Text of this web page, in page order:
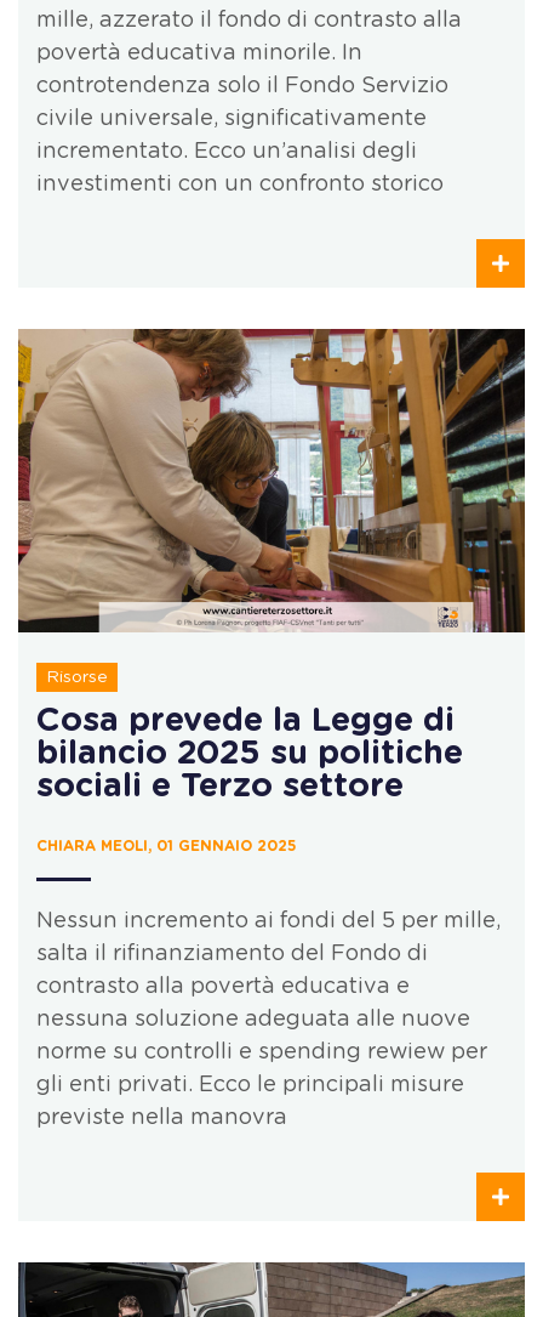
mille, azzerato il fondo di contrasto alla
povertà educativa minorile. In
controtendenza solo il Fondo Servizio
civile universale, significativamente
incrementato. Ecco un’analisi degli
investimenti con un confronto storico
Risorse
Cosa prevede la Legge di
bilancio 2025 su politiche
sociali e Terzo settore
CHIARA MEOLI, 01 GENNAIO 2025
Nessun incremento ai fondi del 5 per mille,
salta il rifinanziamento del Fondo di
contrasto alla povertà educativa e
nessuna soluzione adeguata alle nuove
norme su controlli e spending rewiew per
gli enti privati. Ecco le principali misure
previste nella manovra